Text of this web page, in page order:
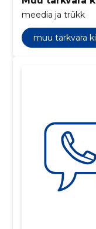
meedia ja trükk
muu tarkvara